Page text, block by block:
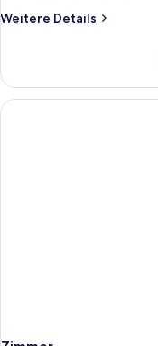
Innenhof
Weitere Details
Weitere
Zimmer,
Blick
auf